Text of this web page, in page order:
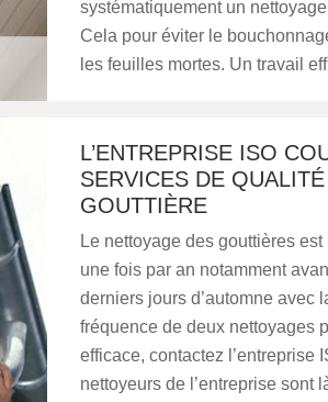
systématiquement un
Cela pour éviter le
les feuilles mortes. Un travail
L’ENTREPRISE ISO
SERVICES DE
GOUTTIÈRE
Le nettoyage des gouttières
une fois par an notamment
derniers jours d’automne avec
fréquence de deux nettoyages
efficace, contactez l’entreprise
nettoyeurs de l’entreprise sont